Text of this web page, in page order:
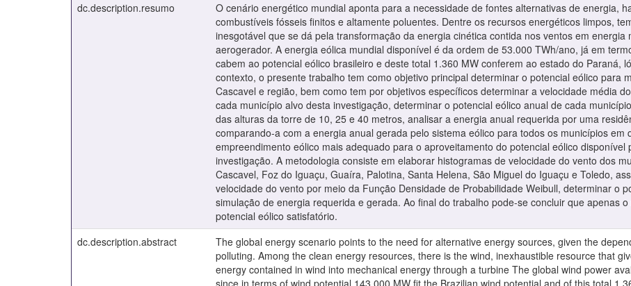
dc.description.resumo
O cenário energético mundial aponta para a necessidade de fontes alternativas de energia,
combustíveis fósseis finitos e altamente poluentes. Dentre os recursos energéticos limpos,
inesgotável que se dá pela transformação da energia cinética contida nos ventos em energia
aerogerador. A energia eólica mundial disponível é da ordem de 53.000 TWh/ano, já em
cabem ao potencial eólico brasileiro e deste total 1.360 MW conferem ao estado do Paraná,
contexto, o presente trabalho tem como objetivo principal determinar o potencial eólico para
Cascavel e região, bem como tem por objetivos específicos determinar a velocidade média
cada município alvo desta investigação, determinar o potencial eólico anual de cada
das alturas da torre de 10, 25 e 40 metros, analisar a energia anual requerida por uma
comparando-a com a energia anual gerada pelo sistema eólico para todos os municípios em
empreendimento eólico mais adequado para o aproveitamento do potencial eólico
investigação. A metodologia consiste em elaborar histogramas de velocidade do vento dos
Cascavel, Foz do Iguaçu, Guaíra, Palotina, Santa Helena, São Miguel do Iguaçu e Toledo,
velocidade do vento por meio da Função Densidade de Probabilidade Weibull, determinar o
simulação de energia requerida e gerada. Ao final do trabalho pode-se concluir que apenas
potencial eólico satisfatório.
dc.description.abstract
The global energy scenario points to the need for alternative energy sources, given the
polluting. Among the clean energy resources, there is the wind, inexhaustible resource that
energy contained in wind into mechanical energy through a turbine The global wind power